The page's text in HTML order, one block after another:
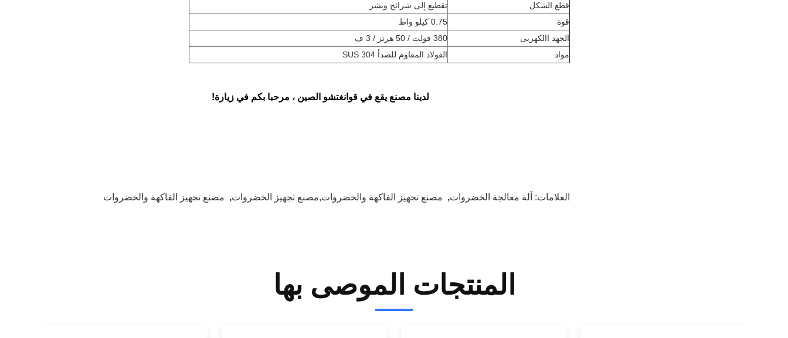
قطع الشكل
تقطيع إلى شرائح وبشر
قوة
0.75 كيلو واط
الجهد االكهربى
380 فولت / 50 هرتز / 3 ف
مواد
الفولاذ المقاوم للصدأ SUS 304
لدينا مصنع يقع في قوانغتشو الصين ، مرحبا بكم في زيارة!
العلامات: آلة معالجة الخضروات, مصنع تجهيز الفاكهة والخضروات,مصنع تجهيز الخضروات, مصنع تجهيز الفاكهة والخضروات
المنتجات الموصى بها